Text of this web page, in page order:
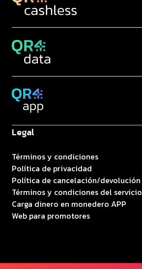
Legal
Términos y condiciones
Política de privacidad
Política de cancelación/devolución
Términos y condiciones del servicio
Carga dinero en monedero APP
Web para promotores